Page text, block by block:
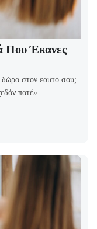
Που Έκανες
δώρο στον εαυτό σου;
ποτέ»...